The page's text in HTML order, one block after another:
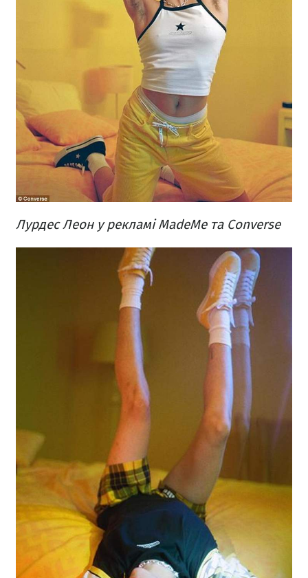
Лурдес Леон у рекламі MadeMe та Converse